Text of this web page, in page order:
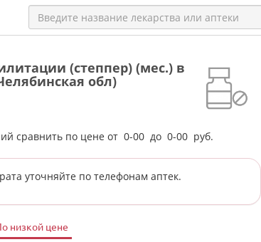
(степпер) (мес.) в
обл)
сравнить по цене от 0-00 до 0-00 руб.
уточняйте по телефонам аптек.
низкой цене